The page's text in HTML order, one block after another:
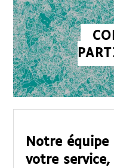
Notre
votre